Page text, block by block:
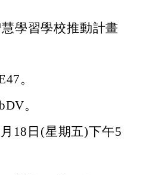
學習學校推動計畫
。
。
18日(星期五)下午5